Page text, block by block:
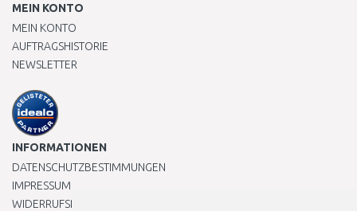
MEIN KONTO
MEIN KONTO
AUFTRAGSHISTORIE
NEWSLETTER
INFORMATIONEN
DATENSCHUTZBESTIMMUNGEN
IMPRESSUM
WIDERRUFSRECHT